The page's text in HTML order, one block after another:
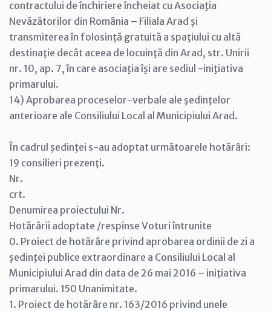
contractului de închiriere încheiat cu Asociaţia
Nevăzătorilor din România – Filiala Arad şi
transmiterea în folosinţă gratuită a spaţiului cu altă
destinaţie decât aceea de locuinţă din Arad, str. Unirii
nr. 10, ap. 7, în care asociaţia îşi are sediul -iniţiativa
primarului.
14) Aprobarea proceselor-verbale ale şedinţelor
anterioare ale Consiliului Local al Municipiului Arad.
În cadrul şedinţei s-au adoptat următoarele hotărâri:
19 consilieri prezenţi.
Nr.
crt.
Denumirea proiectului Nr.
Hotărârii adoptate /respinse Voturi întrunite
0. Proiect de hotărâre privind aprobarea ordinii de zi a
şedinţei publice extraordinare a Consiliului Local al
Municipiului Arad din data de 26 mai 2016 – iniţiativa
primarului. 150 Unanimitate.
1. Proiect de hotărâre nr. 163/2016 privind unele